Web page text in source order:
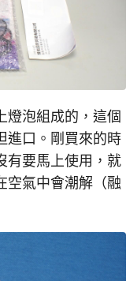
燈泡組成的，這個
進口。剛買來的時
有要馬上使用，就
空氣中會潮解（融